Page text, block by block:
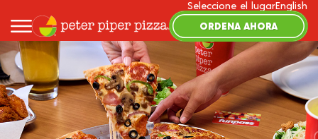
Seleccione el lugarEnglish
ORDENA AHORA